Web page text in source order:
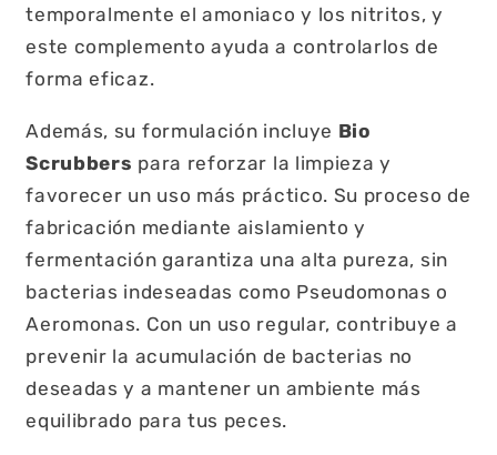
temporalmente el amoniaco y los nitritos, y
este complemento ayuda a controlarlos de
forma eficaz.
Además, su formulación incluye Bio
Scrubbers para reforzar la limpieza y
favorecer un uso más práctico. Su proceso de
fabricación mediante aislamiento y
fermentación garantiza una alta pureza, sin
bacterias indeseadas como Pseudomonas o
Aeromonas. Con un uso regular, contribuye a
prevenir la acumulación de bacterias no
deseadas y a mantener un ambiente más
equilibrado para tus peces.